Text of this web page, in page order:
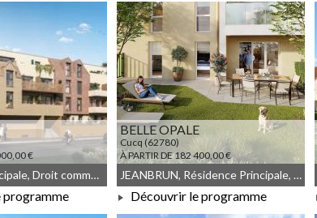
€
Résidence Principale, Droit commun, Meublé non géré, JEANBRUN
programme
BELLE OPALE
Cucq (62780)
À PARTIR DE 182 400,00 €
JEANBRUN, Résidence Principale, Droit commun, Meublé non géré
Découvrir le programme